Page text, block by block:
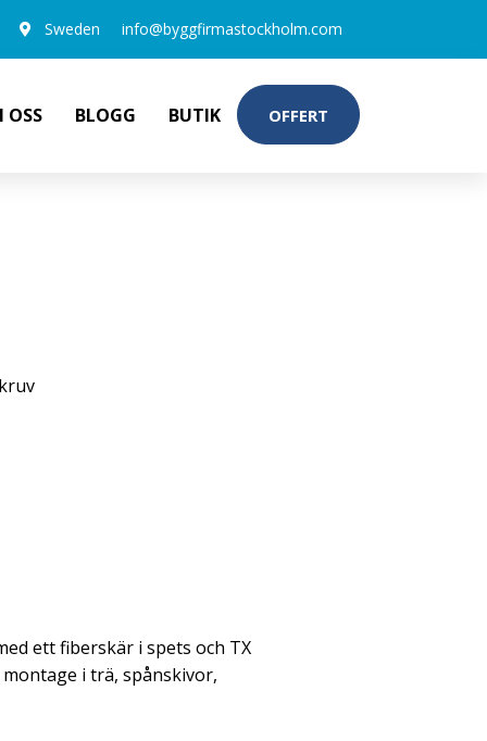
Sweden info@byggfirmastockholm.com
OSS BLOGG BUTIK OFFERT
ett fiberskär i spets och TX
i trä, spånskivor,